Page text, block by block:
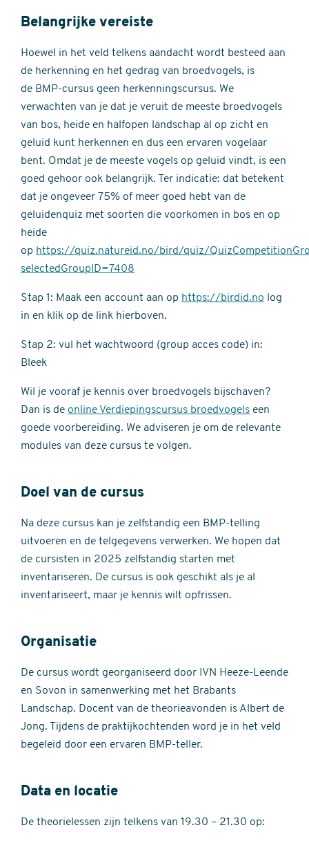
Belangrijke vereiste
Hoewel in het veld telkens aandacht wordt besteed aan
de herkenning en het gedrag van broedvogels, is
de BMP-cursus geen herkenningscursus. We
verwachten van je dat je veruit de meeste broedvogels
van bos, heide en halfopen landschap al op zicht en
geluid kunt herkennen en dus een ervaren vogelaar
bent. Omdat je de meeste vogels op geluid vindt, is een
goed gehoor ook belangrijk. Ter indicatie: dat betekent
dat je ongeveer 75% of meer goed hebt van de
geluidenquiz met soorten die voorkomen in bos en op
heide
op https://quiz.natureid.no/bird/quiz/
selectedGroupID=7408
Stap 1: Maak een account aan op https://birdid.no log
in en klik op de link hierboven.
Stap 2: vul het wachtwoord (group acces code) in:
Bleek
Wil je vooraf je kennis over broedvogels bijschaven?
Dan is de online Verdiepingscursus broedvogels een
goede voorbereiding. We adviseren je om de relevante
modules van deze cursus te volgen.
Doel van de cursus
Na deze cursus kan je zelfstandig een BMP-telling
uitvoeren en de telgegevens verwerken. We hopen dat
de cursisten in 2025 zelfstandig starten met
inventariseren. De cursus is ook geschikt als je al
inventariseert, maar je kennis wilt opfrissen.
Organisatie
De cursus wordt georganiseerd door IVN Heeze-Leende
en Sovon in samenwerking met het Brabants
Landschap. Docent van de theorieavonden is Albert de
Jong. Tijdens de praktijkochtenden word je in het veld
begeleid door een ervaren BMP-teller.
Data en locatie
De theorielessen zijn telkens van 19.30 – 21.30 op: